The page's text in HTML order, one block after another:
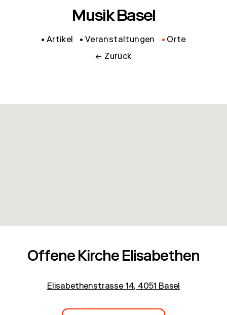
Musik Basel
Artikel Veranstaltungen Orte
← Zurück
Offene Kirche Elisabethen
Elisabethenstrasse 14, 4051 Basel